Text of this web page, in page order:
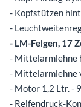
- Kopfstützen
-
- LM-Felgen, 17
- Mittelarmlehne
- Mittelarmlehne
- Motor 1,2 Ltr. -
- Reifendruck-